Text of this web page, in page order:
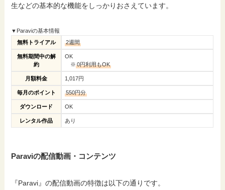
生などの基本的な機能をしっかりおさえています。
▼Paraviの基本情報
無料トライアル
2週間
無料期間中の解
約
OK
※ 0円利用もOK
月額料金 1,017円
毎月のポイント 550円分
ダウンロード OK
レンタル作品 あり
Paraviの配信動画・コンテンツ
『Paravi』の配信動画の特徴は以下の通りです。